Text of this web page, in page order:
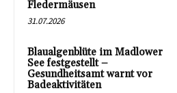
Fledermäusen
31.07.2026
Blaualgenblüte im Madlower
See festgestellt –
Gesundheitsamt warnt vor
Badeaktivitäten